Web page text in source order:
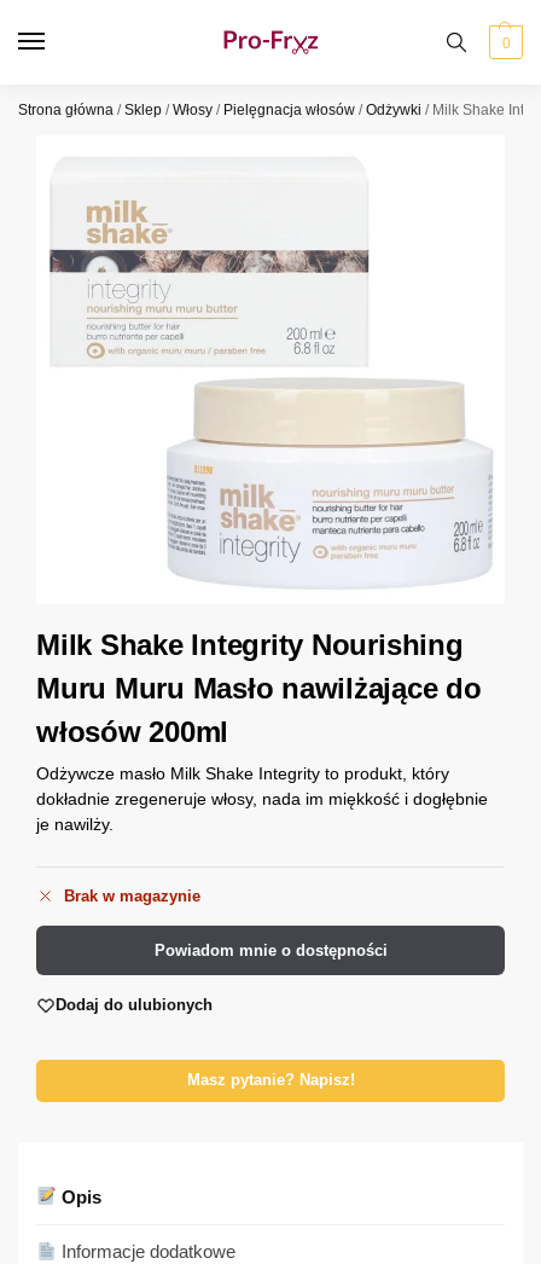
0
Strona główna /Sklep /Włosy / Pielęgnacja włosów /Odżywki / Milk Shake
Milk Shake Integrity Nourishing
Muru Muru Masło nawilżające do
włosów 200ml
Odżywcze masło Milk Shake Integrity to produkt, który
dokładnie zregeneruje włosy, nada im miękkość i dogłębnie
je nawilży.
Brak w magazynie
Powiadom mnie o dostępności
Dodaj do ulubionych
Masz pytanie? Napisz!
Opis
Informacje dodatkowe